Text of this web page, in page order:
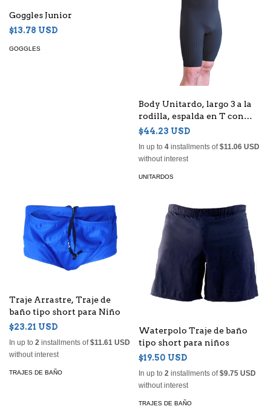
Goggles Junior
$13.78 USD
GOGGLES
Body Unitardo, largo 3 a la
rodilla, espalda en T con
cierre para Niño
$44.23 USD
In up to 4 installments of$11.06 USD
without interest
UNITARDOS
Traje Arrastre, Traje de
baño tipo short para Niño
$23.21 USD
In up to 2 installments of$11.61 USD
without interest
TRAJES DE BAÑO
Waterpolo Traje de baño
tipo short para niños
$19.50 USD
In up to 2 installments of$9.75 USD
without interest
TRAJES DE BAÑO